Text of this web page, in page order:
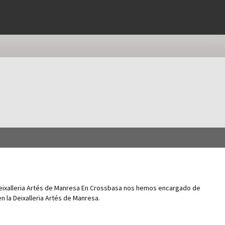
Artés de Manresa En Crossbasa nos hemos encargado de
la Deixalleria Artés de Manresa.